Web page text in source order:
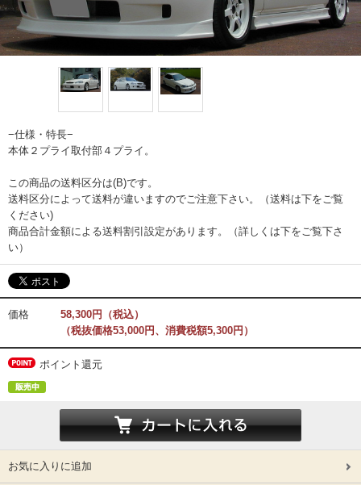
−仕様・特長−
本体２プライ取付部４プライ。
この商品の送料区分は(B)です。
送料区分によって送料が違いますのでご注意下さい。（送料は下をご覧
ください)
商品合計金額による送料割引設定があります。（詳しくは下をご覧下さ
い）
価格
58,300円（税込）
（税抜価格53,000円、消費税額5,300円）
ポイント還元
お気に入りに追加